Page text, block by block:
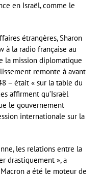
en Israël, comme le
étrangères, Sharon
à la radio française au
la mission diplomatique
remonte à avant
– était « sur la table du
affirment qu’Israël
le gouvernement
internationale sur la
les relations entre la
drastiquement », a
a été le moteur de